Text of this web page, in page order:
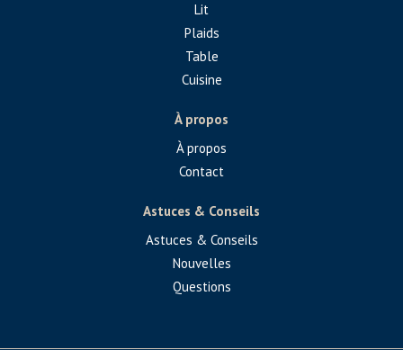
Lit
Plaids
Table
Cuisine
À propos
À propos
Contact
Astuces & Conseils
Astuces & Conseils
Nouvelles
Questions